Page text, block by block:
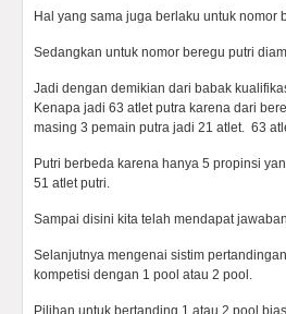
Hal yang sama juga berlaku untuk
Sedangkan untuk nomor beregu putri
Jadi dengan demikian dari babak
Kenapa jadi 63 atlet putra karena dari
masing 3 pemain putra jadi 21 atlet. 63
Putri berbeda karena hanya 5 propinsi
51 atlet putri.
Sampai disini kita telah mendapat
Selanjutnya mengenai sistim
kompetisi dengan 1 pool atau 2 pool.
Pilihan untuk bertanding 1 atau 2 pool